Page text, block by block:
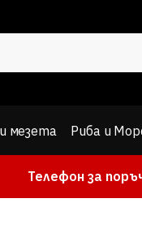
мезета Риба и
Телефон за